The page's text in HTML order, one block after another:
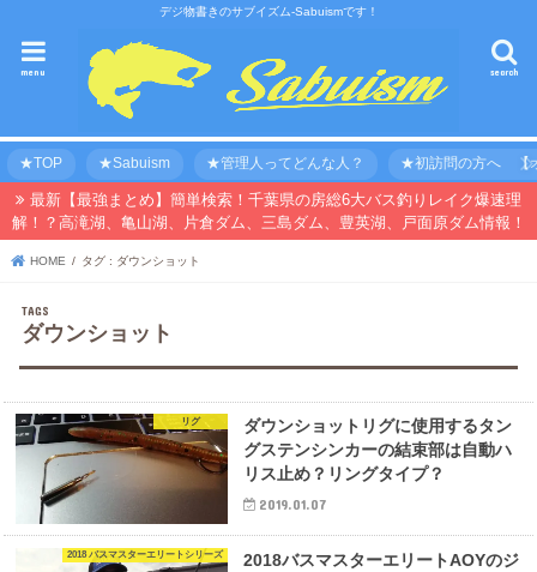
デジ物書きのサブイズム-Sabuismです！
search
menu
★TOP ★Sabuism ★管理人ってどんな人？ ★初訪問の方へ 【
最新【最強まとめ】簡単検索！千葉県の房総6大バス釣りレイク爆速理
解！？高滝湖、亀山湖、片倉ダム、三島ダム、豊英湖、戸面原ダム情報！
HOME タグ : ダウンショット
ダウンショット
リグ
ダウンショットリグに使用するタン
グステンシンカーの結束部は自動ハ
リス止め？リングタイプ？
2019.01.07
2018 バスマスターエリートシリーズ
2018バスマスターエリートAOYのジ